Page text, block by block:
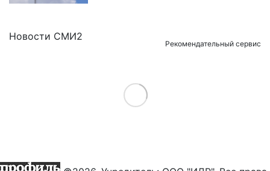
Новости СМИ2
Рекомендательный сервис
Load More